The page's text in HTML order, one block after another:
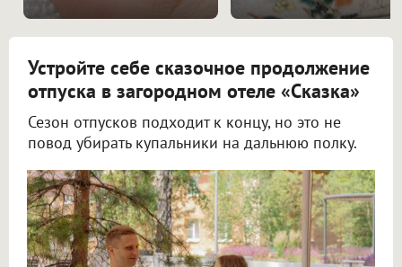
Устройте себе сказочное продолжение
отпуска в загородном отеле «Сказка»
Сезон отпусков подходит к концу, но это не
повод убирать купальники на дальнюю полку.